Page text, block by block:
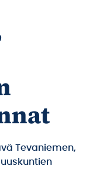
Tevaniemen,